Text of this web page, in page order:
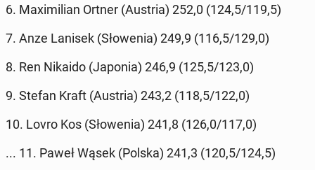
6. Ma­xi­mi­lian Ortner (Austria) 252,0 (124,5/119,5)
7. Anze Lanisek (Sło­we­nia) 249,9 (116,5/129,0)
8. Ren Nikaido (Japonia) 246,9 (125,5/123,0)
9. Stefan Kraft (Austria) 243,2 (118,5/122,0)
10. Lovro Kos (Sło­we­nia) 241,8 (126,0/117,0)
... 11. Paweł Wąsek (Polska) 241,3 (120,5/124,5)